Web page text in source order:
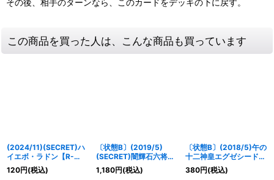
この商品を買った人は、こんな商品も買っています
(2024/11)(SECRET)ハ
イエボ・ラドン【R-
SEC】{BS70-057}
《黄》
120円(税込)
〔状態B〕(2019/5)
(SECRET)闇輝石六将幻
想獣神キリンクス【X-
SEC】{BS47-X05}
1,180円(税込)
〔状態B〕(2018/5)午の
十二神皇エグゼシード
(10thAnniversary)
【X】{SD33-X01}
380円(税込)